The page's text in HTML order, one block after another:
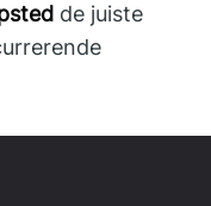
de juiste